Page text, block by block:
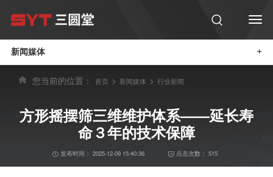
新闻媒体 +
您当前的位置： 首页 > 新闻媒体 > 行业新闻
方形摇摆筛三维维护体系——延长寿
命３年的技术保障
发布时间： 2025-12-09 15:40:36 点击次数： 515